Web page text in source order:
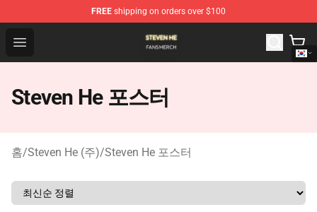
FREE shipping on orders over $100
Open menu
Steven He Shop - Official Steven He Merchandise Store
Steven He 포스터
홈/Steven He (주)/Steven He 포스터